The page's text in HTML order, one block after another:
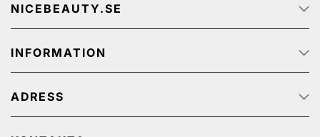
NICEBEAUTY.SE
Startsidan
Om oss
Job
Spåra ditt paket
INFORMATION
Kundservice
Integritetspolicy
Köp & Leveransvillkor
Retur
ADRESS
NiceBeauty ApS